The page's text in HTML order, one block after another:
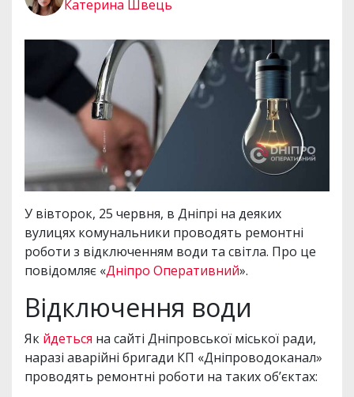
Катерина Швець
У вівторок, 25 червня, в Дніпрі на деяких
вулицях комунальники проводять ремонтні
роботи з відключенням води та світла. Про це
повідомляє «Дніпро Оперативний».
Відключення води
Як йдеться на сайті Дніпровської міської ради,
наразі аварійні бригади КП «Дніпроводоканал»
проводять ремонтні роботи на таких об’єктах: